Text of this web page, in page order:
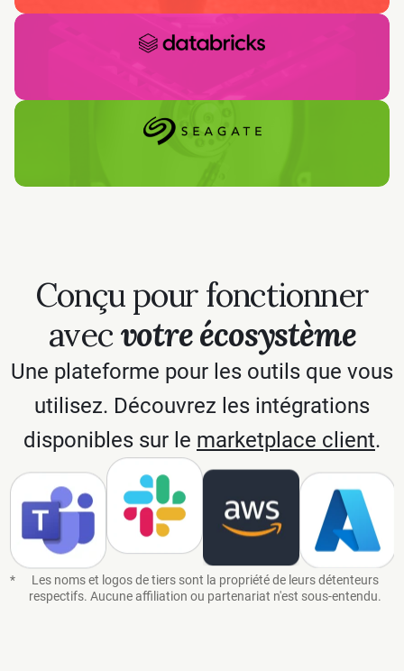
Conçu pour fonctionner
avecvotre écosystème
Une plateforme pour les outils que vous
utilisez. Découvrez les intégrations
disponibles sur le marketplace client.
Amazon web services
*
Les noms et logos de tiers sont la propriété de leurs détenteurs
respectifs. Aucune affiliation ou partenariat n'est sous-entendu.